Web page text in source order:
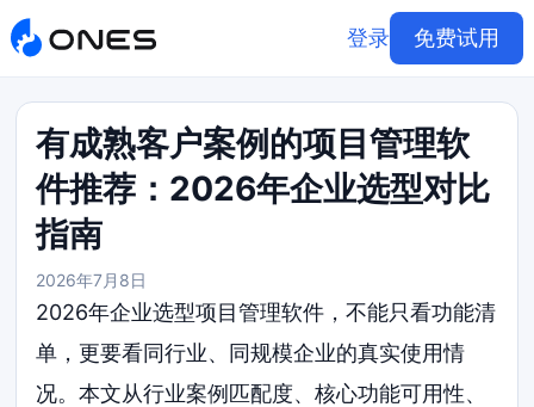
登录 免费试用
有成熟客户案例的项目管理软
件推荐：2026年企业选型对比
指南
2026年7月8日
2026年企业选型项目管理软件，不能只看功能清
单，更要看同行业、同规模企业的真实使用情
况。本文从行业案例匹配度、核心功能可用性、